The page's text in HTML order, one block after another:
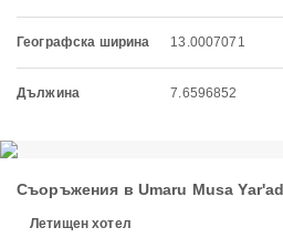
Географска ширина 13.0007071
Дължина 7.6596852
Съоръжения в Umaru Musa
Летищен хотел